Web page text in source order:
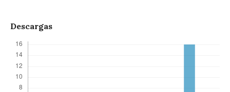
Descargas